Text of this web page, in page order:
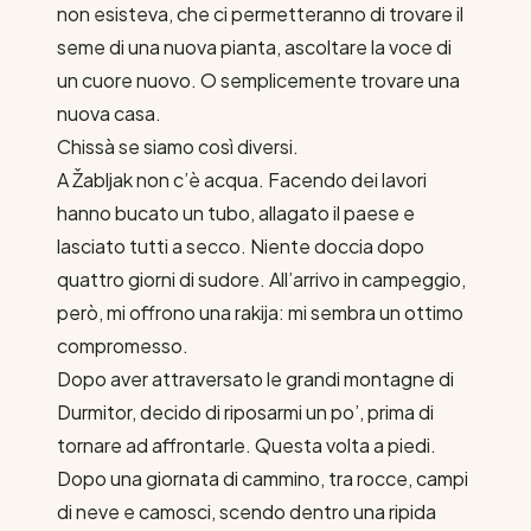
non esisteva, che ci permetteranno di trovare il
seme di una nuova pianta, ascoltare la voce di
un cuore nuovo. O semplicemente trovare una
nuova casa.
Chissà se siamo così diversi.
A Žabljak non c’è acqua. Facendo dei lavori
hanno bucato un tubo, allagato il paese e
lasciato tutti a secco. Niente doccia dopo
quattro giorni di sudore. All’arrivo in campeggio,
però, mi offrono una rakija: mi sembra un ottimo
compromesso.
Dopo aver attraversato le grandi montagne di
Durmitor, decido di riposarmi un po’, prima di
tornare ad affrontarle. Questa volta a piedi.
Dopo una giornata di cammino, tra rocce, campi
di neve e camosci, scendo dentro una ripida